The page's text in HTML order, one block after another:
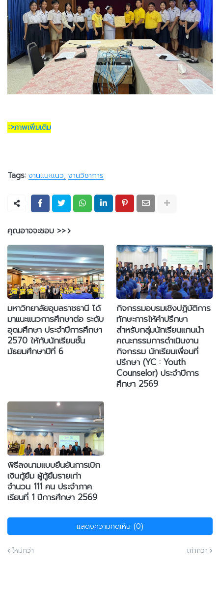
::>ภาพเพิ่มเติม
Tags: งานแนะแนว งานวิชาการ
คุณอาจจะชอบ >>
มหาวิทยาลัยอุบลราชธานี ได้
มาแนะแนวการศึกษาต่อ ระดับ
อุดมศึกษา ประจำปีการศึกษา
2570 ให้กับนักเรียนชั้น
มัธยมศึกษาปีที่ 6
กิจกรรมอบรมเชิงปฏิบัติการ
ทักษะการให้คำปรึกษา
สำหรับกลุ่มนักเรียนแกนนำ
คณะกรรมการดำเนินงาน
กิจกรรม นักเรียนเพื่อนที่
ปรึกษา (YC : Youth
Counselor) ประจำปีการ
ศึกษา 2569
พิธีลงนามแบบยืนยันการเบิก
เงินกู้ยืม ผู้กู้ยืมรายเก่า
จำนวน 111 คน ประจำภาค
เรียนที่ 1 ปีการศึกษา 2569
แสดงความคิดเห็น (0)
ใหม่กว่า เก่ากว่า